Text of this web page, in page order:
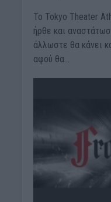
To Tokyo Theater
ήρθε και
άλλωστε θα κάνει
αφού θα...